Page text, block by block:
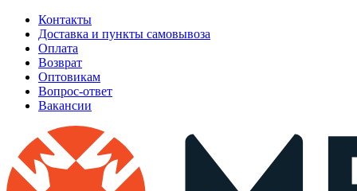
Контакты
Доставка и пункты самовывоза
Оплата
Возврат
Оптовикам
Вопрос-ответ
Вакансии